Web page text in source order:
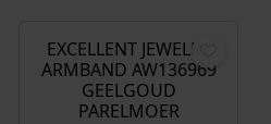
EXCELLENT JEWELRY
ARMBAND AW136969
GEELGOUD
PARELMOER